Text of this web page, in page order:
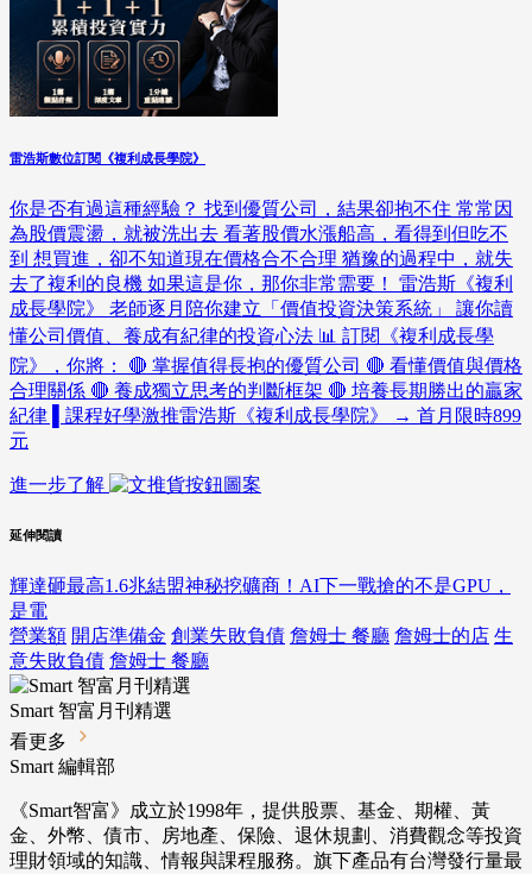
雷浩斯數位訂閱《複利成長學院》
你是否有過這種經驗？ 找到優質公司，結果卻抱不住 常常因
為股價震盪，就被洗出去 看著股價水漲船高，看得到但吃不
到 想買進，卻不知道現在價格合不合理 猶豫的過程中，就失
去了複利的良機 如果這是你，那你非常需要！ 雷浩斯《複利
成長學院》 老師逐月陪你建立「價值投資決策系統」 讓你讀
懂公司價值、養成有紀律的投資心法 📊 訂閱《複利成長學
院》，你將： 🔴 掌握值得長抱的優質公司 🔴 看懂價值與價格
合理關係 🔴 養成獨立思考的判斷框架 🔴 培養長期勝出的贏家
紀律 ▌課程好學激推雷浩斯《複利成長學院》 → 首月限時899
元
進一步了解
延伸閱讀
輝達砸最高1.6兆結盟神秘挖礦商！AI下一戰搶的不是GPU，
是電
營業額 開店準備金 創業失敗負債 詹姆士 餐廳 詹姆士的店 生
意失敗負債 詹姆士 餐廳
Smart 智富月刊精選
看更多
Smart 編輯部
《Smart智富》成立於1998年，提供股票、基金、期權、黃
金、外幣、債市、房地產、保險、退休規劃、消費觀念等投資
理財領域的知識、情報與課程服務。旗下產品有台灣發行量最